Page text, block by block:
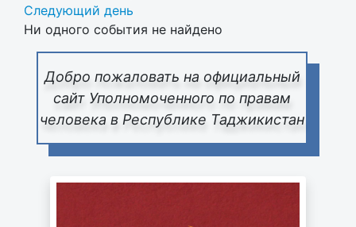
Добро пожаловать на официальный
сайт Уполномоченного по правам
человека в Республике Таджикистан
Следующий день
Ни одного события не найдено